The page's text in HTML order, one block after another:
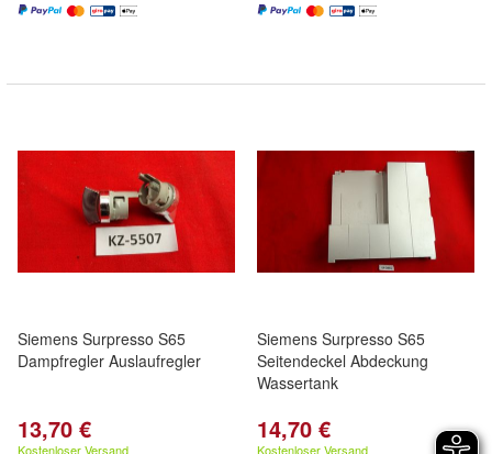
Siemens Surpresso S65
Dampfregler Auslaufregler
13,70 €
Kostenloser Versand
Siemens Surpresso S65
Seitendeckel Abdeckung
Wassertank
14,70 €
Kostenloser Versand